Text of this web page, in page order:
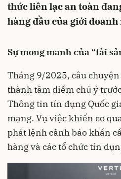
thức liên lạc an toàn
hàng đầu của giới
Sự mong manh của “tài
Tháng 9/2025, câu
thành tâm điểm chú ý
Thông tin tín dụng Quốc
mạng. Vụ việc khiến cơ
phát lệnh cảnh báo khẩn
hàng và các tổ chức tín